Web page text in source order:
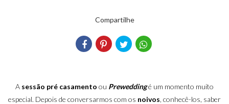
Compartilhe
A sessão pré casamento ou Preweddingé um momento muito
especial. Depois de conversarmos com os noivos, conhecê-los, saber